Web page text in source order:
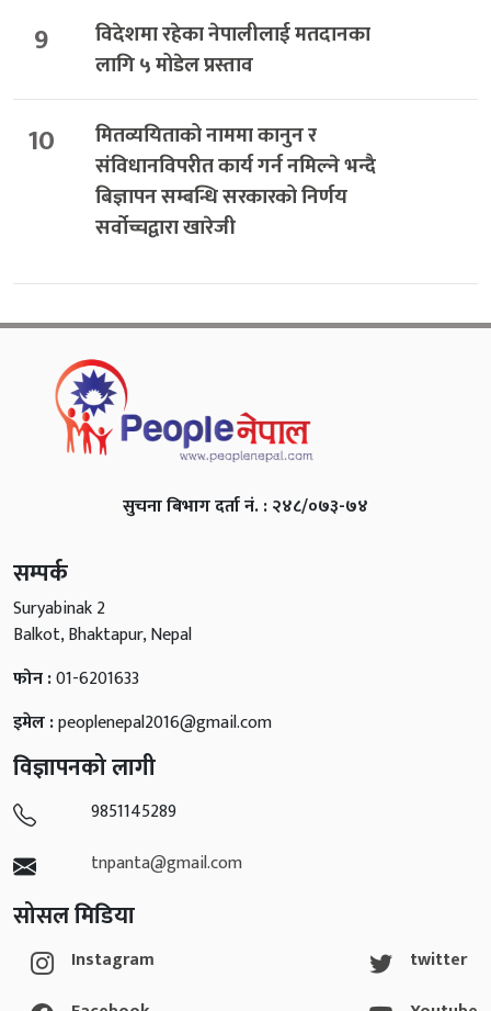
9
विदेशमा रहेका नेपालीलाई मतदानका
लागि ५ मोडेल प्रस्ताव
10
मितव्ययिताको नाममा कानुन र
संविधानविपरीत कार्य गर्न नमिल्ने भन्दै
बिज्ञापन सम्बन्धि सरकारको निर्णय
सर्वोच्चद्वारा खारेजी
सुचना बिभाग दर्ता नं. : २४८/०७३-७४
सम्पर्क
Suryabinak 2
Balkot, Bhaktapur, Nepal
फोन :01-6201633
इमेल :peoplenepal2016@gmail.com
विज्ञापनको लागी
9851145289
tnpanta@gmail.com
सोसल मिडिया
Instagram
twitter